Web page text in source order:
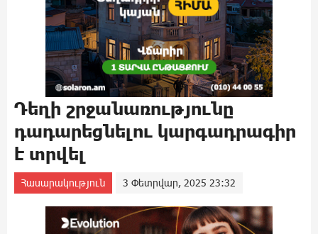
Դեղի շրջանառությունը
դադարեցնելու կարգադրագիր
է տրվել
Հասարակություն 3 Փետրվար, 2025 23:32